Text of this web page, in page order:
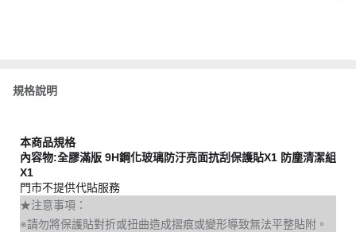
規格說明
本商品規格
內容物:全膠滿版 9H鋼化玻璃防汙亮面抗刮保護貼X1 防塵清潔組
X1
門市不提供代貼服務
★注意事項：
※請勿將保護貼對折或扭曲造成摺痕或變形導致無法平整貼附。